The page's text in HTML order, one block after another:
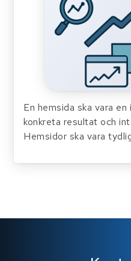
En hemsida ska vara
konkreta resultat och
Hemsidor ska vara